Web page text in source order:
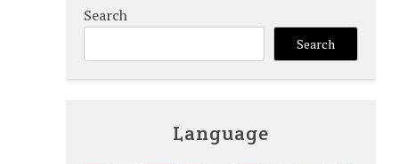
Search
Search
Language